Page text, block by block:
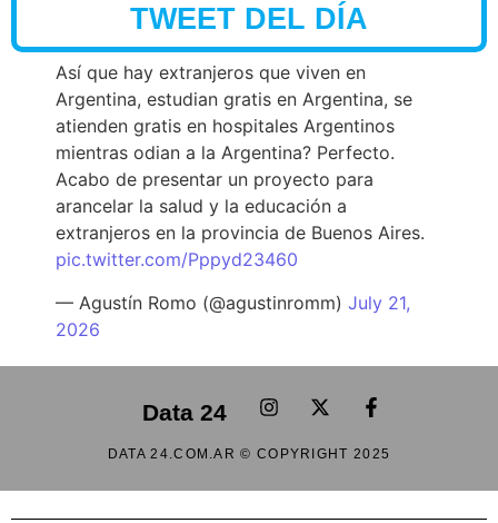
TWEET DEL DÍA
Así que hay extranjeros que viven en
Argentina, estudian gratis en Argentina, se
atienden gratis en hospitales Argentinos
mientras odian a la Argentina? Perfecto.
Acabo de presentar un proyecto para
arancelar la salud y la educación a
extranjeros en la provincia de Buenos Aires.
pic.twitter.com/Pppyd23460
— Agustín Romo (@agustinromm) July 21,
2026
Data 24
DATA 24.COM.AR © COPYRIGHT 2025